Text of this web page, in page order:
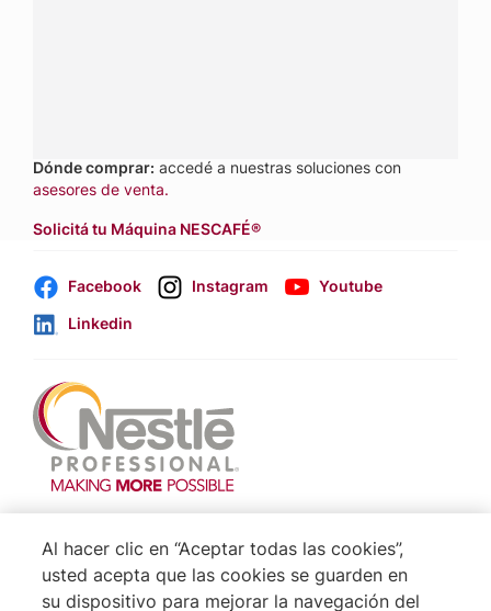
Dónde comprar: accedé a nuestras soluciones con
asesores de venta.
Solicitá tu Máquina NESCAFÉ®
Facebook Instagram
Youtube
Linkedin
Aviso de Cookies
Al hacer clic en “Aceptar todas las cookies”,
usted acepta que las cookies se guarden en
su dispositivo para mejorar la navegación del